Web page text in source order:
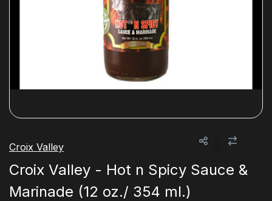
Croix Valley
Croix Valley - Hot n Spicy Sauce &
Marinade (12 oz./ 354 ml.)